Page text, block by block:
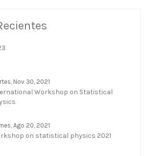
Nov 30, 2021
Workshop on Statistical
Ago 20, 2021
on statistical physics 2021